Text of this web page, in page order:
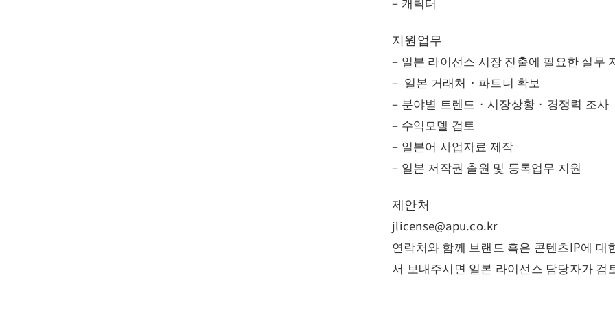
지원업무
– 일본 라이선스 시장 진출에 필요한 실무
– 일본 거래처 · 파트너 확보
– 분야별 트렌드 · 시장상황 · 경쟁력 조사
– 수익모델 검토
– 일본어 사업자료 제작
– 일본 저작권 출원 및 등록업무 지원
제안처
jlicense@apu.co.kr
연락처와 함께 브랜드 혹은 콘텐츠IP에
서 보내주시면 일본 라이선스 담당자가